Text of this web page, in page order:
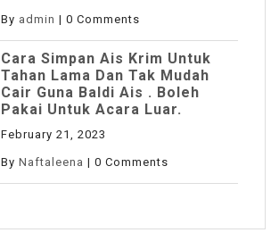
By admin | 0 Comments
Cara Simpan Ais Krim Untuk
Tahan Lama Dan Tak Mudah
Cair Guna Baldi Ais . Boleh
Pakai Untuk Acara Luar.
February 21, 2023
By Naftaleena | 0 Comments